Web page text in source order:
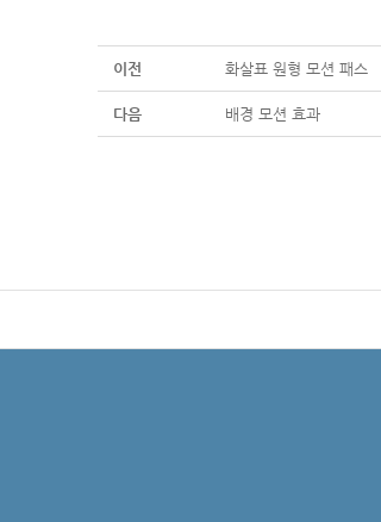
이전 화살표 원형 모션 패스
다음 배경 모션 효과